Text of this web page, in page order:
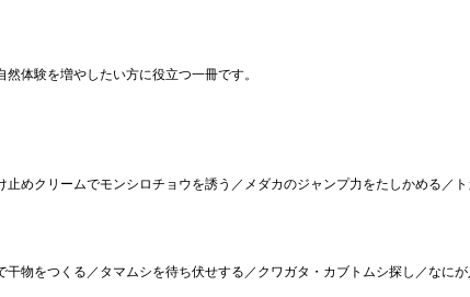
体験を増やしたい方に役立つ一冊です。
めクリームでモンシロチョウを誘う／メダカのジャンプ力をたしかめる／
干物をつくる／タマムシを待ち伏せする／クワガタ・カブトムシ探し／なに